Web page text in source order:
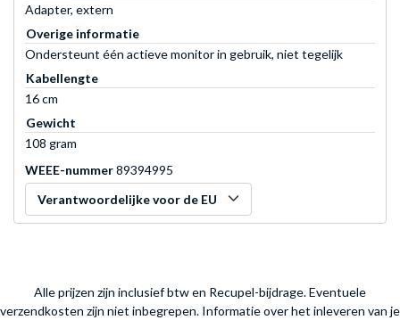
Adapter, extern
Overige informatie
Ondersteunt één actieve monitor in gebruik, niet tegelijk
Kabellengte
16 cm
Gewicht
108 gram
WEEE-nummer89394995
Verantwoordelijke voor de EU
Alle prijzen zijn inclusief btw en Recupel-bijdrage. Eventuele
verzendkosten zijn niet inbegrepen. Informatie over het inleveren van je